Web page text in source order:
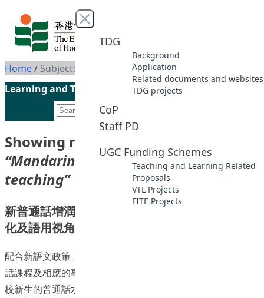
Skip to content
Close menu
TDG
Background
Application
Related documents and websites
TDG projects
CoP
Staff PD
UGC Funding Schemes
Teaching and Learning Related
Proposals
VTL Projects
FITE Projects
Home/ Subject: Mandarin dialects -- Study and teaching
Learning and Teaching Initiatives funded by the UGC
Showing results for subject
“Mandarin dialects -- Study and
teaching”
新普通話增潤課程（銜接）及教材發展計劃: 從文
化及語用視角學習普通話
配合新語文政策，語文教育中心普通話組近年成功發展新普通
話課程及相應的專上普通話測試，專上普通話測試旨在測試入
校新生的普通話水平，為學生樹立更高階段的語言學習目標。